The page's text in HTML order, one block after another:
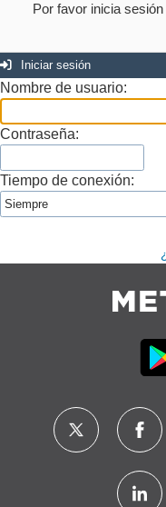
Por favor inicia
Iniciar sesión
Nombre de usuario:
Contraseña:
Tiempo de conexión: